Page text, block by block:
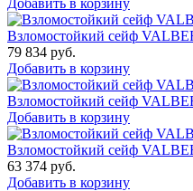
Взломостойкий сейф
79 834 руб.
Добавить в корзину
Взломостойкий сейф
Добавить в корзину
Взломостойкий сейф
63 374 руб.
Добавить в корзину